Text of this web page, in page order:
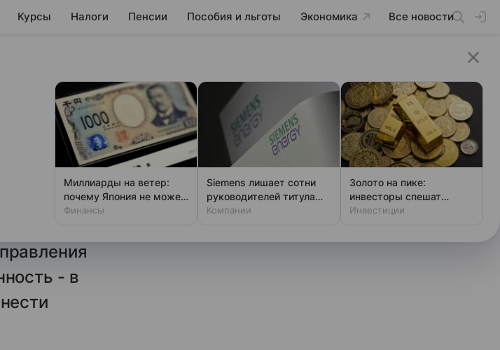
Курсы Налоги Пенсии Пособия и льготы Экономика Все новости
- в
Миллиарды на ветер:
почему Япония не может
спасти иену
Финансы
Siemens лишает сотни
руководителей титула
главы
Компании
Золото на пике:
инвесторы спешат
покупать металл
Инвестиции